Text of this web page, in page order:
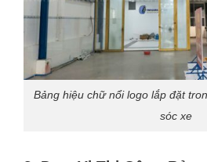
Bảng hiệu chữ nổi logo lắp đặt
sóc xe